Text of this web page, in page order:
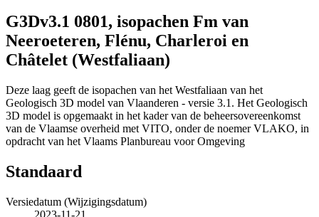
G3Dv3.1 0801, isopachen Fm van
Neeroeteren, Flénu, Charleroi en
Châtelet (Westfaliaan)
Deze laag geeft de isopachen van het Westfaliaan van het
Geologisch 3D model van Vlaanderen - versie 3.1. Het Geologisch
3D model is opgemaakt in het kader van de beheersovereenkomst
van de Vlaamse overheid met VITO, onder de noemer VLAKO, in
opdracht van het Vlaams Planbureau voor Omgeving
Standaard
Versiedatum (Wijzigingsdatum)
2023-11-21